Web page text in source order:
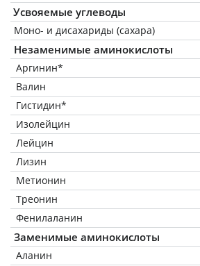
Усвояемые углеводы
Моно- и дисахариды (сахара)
Незаменимые аминокислоты
Аргинин*
Валин
Гистидин*
Изолейцин
Лейцин
Лизин
Метионин
Треонин
Фенилаланин
Заменимые аминокислоты
Аланин